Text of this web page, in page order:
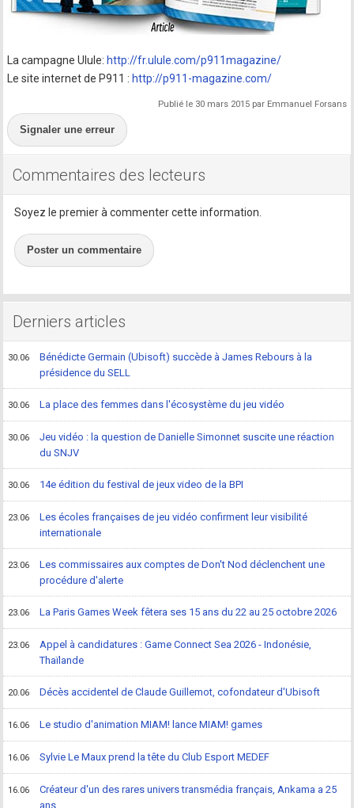
La campagne Ulule: http://fr.ulule.com/p911magazine/
Le site internet de P911 : http://p911-magazine.com/
Publié le 30 mars 2015 par Emmanuel Forsans
Signaler une erreur
Commentaires des lecteurs
Soyez le premier à commenter cette information.
Poster un commentaire
Derniers articles
30.06
Bénédicte Germain (Ubisoft) succède à James Rebours à la
présidence du SELL
30.06 La place des femmes dans l'écosystème du jeu vidéo
30.06
Jeu vidéo : la question de Danielle Simonnet suscite une réaction
du SNJV
30.06 14e édition du festival de jeux video de la BPI
23.06
Les écoles françaises de jeu vidéo confirment leur visibilité
internationale
23.06
Les commissaires aux comptes de Don't Nod déclenchent une
procédure d'alerte
23.06 La Paris Games Week fêtera ses 15 ans du 22 au 25 octobre 2026
23.06
Appel à candidatures : Game Connect Sea 2026 - Indonésie,
Thaïlande
20.06 Décès accidentel de Claude Guillemot, cofondateur d'Ubisoft
16.06 Le studio d'animation MIAM! lance MIAM! games
16.06 Sylvie Le Maux prend la tête du Club Esport MEDEF
16.06
Créateur d'un des rares univers transmédia français, Ankama a 25
ans